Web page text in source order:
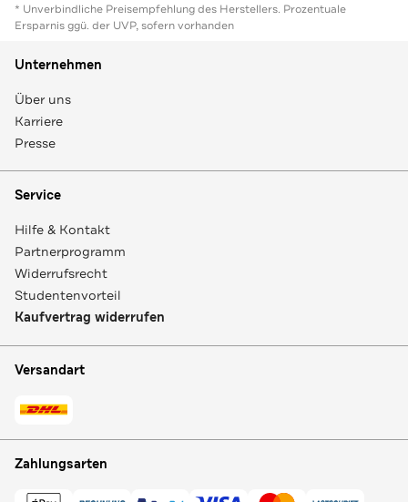
* Unverbindliche Preisempfehlung des Herstellers. Prozentuale
Ersparnis ggü. der UVP, sofern vorhanden
Unternehmen
Über uns
Karriere
Presse
Service
Hilfe & Kontakt
Partnerprogramm
Widerrufsrecht
Studentenvorteil
Kaufvertrag widerrufen
Versandart
Zahlungsarten